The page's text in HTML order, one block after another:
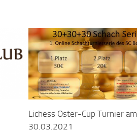
Lichess Oster-Cup Turnier am
30.03.2021